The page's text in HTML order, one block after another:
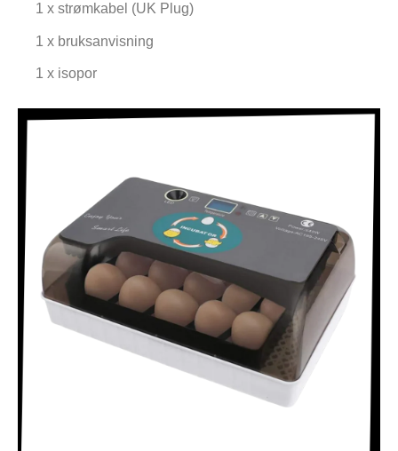
1 x strømkabel (UK Plug)
1 x bruksanvisning
1 x isopor